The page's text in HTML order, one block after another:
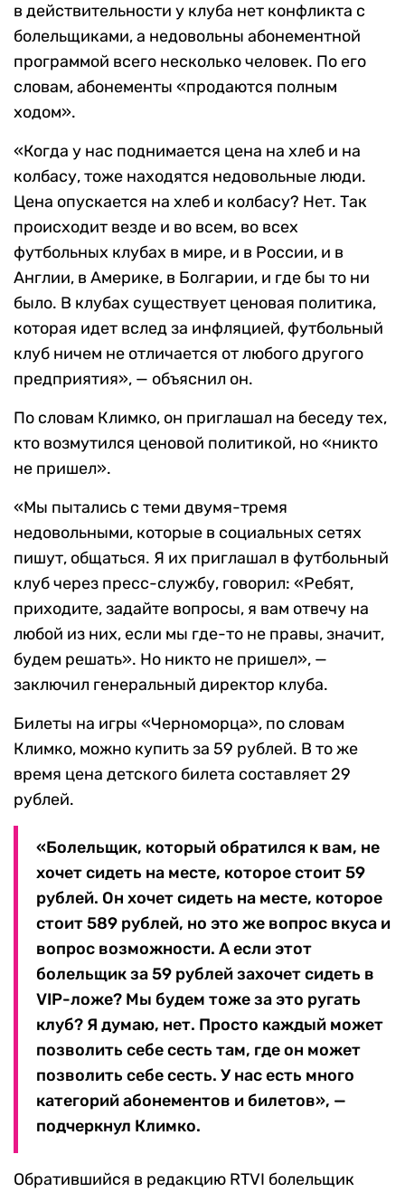
в действительности у клуба нет конфликта с
болельщиками, а недовольны абонементной
программой всего несколько человек. По его
словам, абонементы «продаются полным
ходом».
«Когда у нас поднимается цена на хлеб и на
колбасу, тоже находятся недовольные люди.
Цена опускается на хлеб и колбасу? Нет. Так
происходит везде и во всем, во всех
футбольных клубах в мире, и в России, и в
Англии, в Америке, в Болгарии, и где бы то ни
было. В клубах существует ценовая политика,
которая идет вслед за инфляцией, футбольный
клуб ничем не отличается от любого другого
предприятия», — объяснил он.
По словам Климко, он приглашал на беседу тех,
кто возмутился ценовой политикой, но «никто
не пришел».
«Мы пытались с теми двумя-тремя
недовольными, которые в социальных сетях
пишут, общаться. Я их приглашал в футбольный
клуб через пресс-службу, говорил: «Ребят,
приходите, задайте вопросы, я вам отвечу на
любой из них, если мы где-то не правы, значит,
будем решать». Но никто не пришел», —
заключил генеральный директор клуба.
Билеты на игры «Черноморца», по словам
Климко, можно купить за 59 рублей. В то же
время цена детского билета составляет 29
рублей.
«Болельщик, который обратился к вам, не
хочет сидеть на месте, которое стоит 59
рублей. Он хочет сидеть на месте, которое
стоит 589 рублей, но это же вопрос вкуса и
вопрос возможности. А если этот
болельщик за 59 рублей захочет сидеть в
VIP-ложе? Мы будем тоже за это ругать
клуб? Я думаю, нет. Просто каждый может
позволить себе сесть там, где он может
позволить себе сесть. У нас есть много
категорий абонементов и билетов», —
подчеркнул Климко.
Обратившийся в редакцию RTVI болельщик